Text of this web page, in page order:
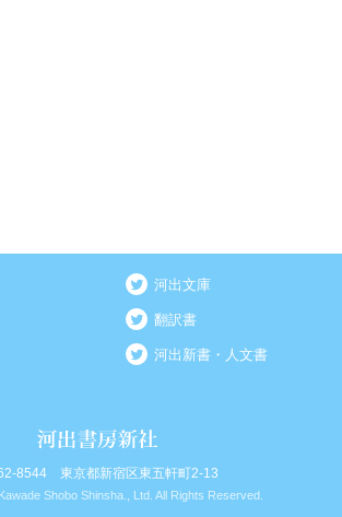
河出文庫
翻訳書
河出新書・人文書
8544 東京都新宿区東五軒町2-13
Shobo Shinsha., Ltd. All Rights Reserved.